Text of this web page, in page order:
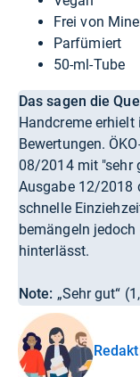
Frei von
Parfümiert
50-ml-Tube
Das sagen die
Handcreme erhielt
Bewertungen.
08/2014 mit "sehr
Ausgabe 12/2018
schnelle
bemängeln
hinterlässt.
Note: „Sehr gut“